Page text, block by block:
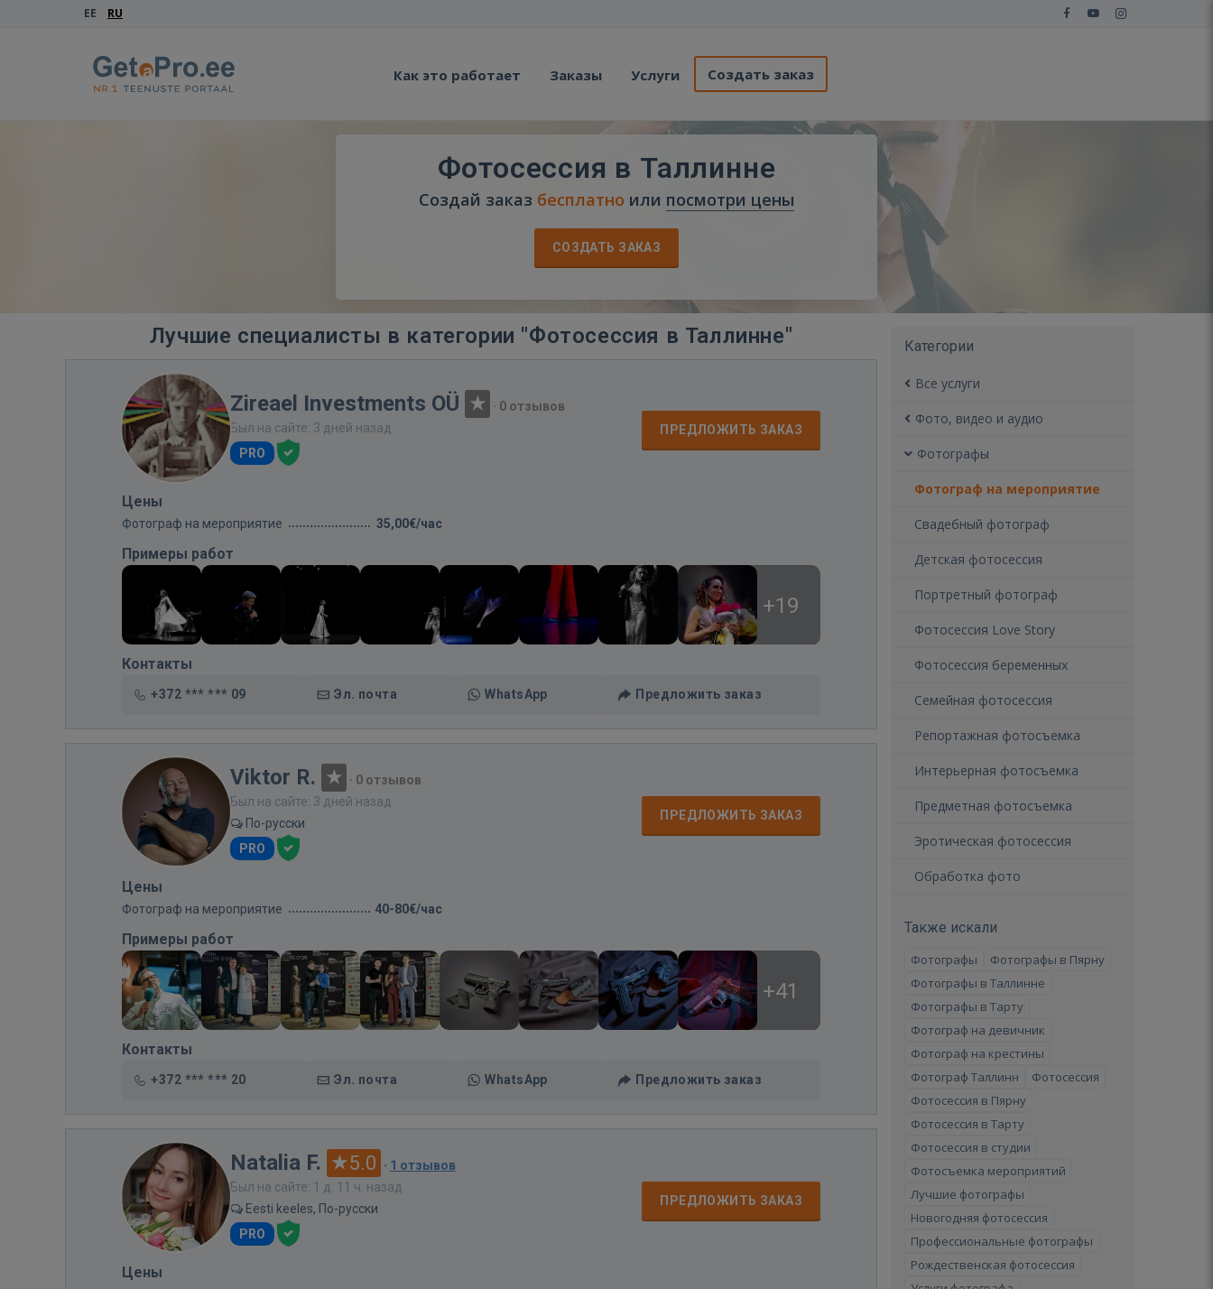
EE RU
Как это работает Заказы Услуги Создать заказ
Фотосессия в Таллинне
Создай заказ бесплатно или посмотри цены
СОЗДАТЬ ЗАКАЗ
Лучшие специалисты в категории "Фотосессия в Таллинне"
Zireael Investments OÜ · 0 отзывов
Был на сайте: 3 дней назад
PRO
ПРЕДЛОЖИТЬ ЗАКАЗ
Цены
Фотограф на мероприятие 35,00€/час
Примеры работ
+19
Контакты
+372 *** *** 09 Эл. почта WhatsApp Предложить заказ
Viktor R. · 0 отзывов
Был на сайте: 3 дней назад
По-русски
PRO
ПРЕДЛОЖИТЬ ЗАКАЗ
Цены
Фотограф на мероприятие 40-80€/час
Примеры работ
+41
Контакты
+372 *** *** 20 Эл. почта WhatsApp Предложить заказ
Natalia F. 5.0 · 1 отзывов
Был на сайте: 1 д. 11 ч. назад
Eesti keeles, По-русски
PRO
ПРЕДЛОЖИТЬ ЗАКАЗ
Цены
Категории
Все услуги
Фото, видео и аудио
Фотографы
Фотограф на мероприятие
Свадебный фотограф
Детская фотосессия
Портретный фотограф
Фотосессия Love Story
Фотосессия беременных
Семейная фотосессия
Репортажная фотосъемка
Интерьерная фотосъемка
Предметная фотосъемка
Эротическая фотосессия
Обработка фото
Также искали
Фотографы
Фотографы в Пярну
Фотографы в Таллинне
Фотографы в Тарту
Фотограф на девичник
Фотограф на крестины
Фотограф Таллинн
Фотосессия
Фотосессия в Пярну
Фотосессия в Тарту
Фотосессия в студии
Фотосъемка мероприятий
Лучшие фотографы
Новогодняя фотосессия
Профессиональные фотографы
Рождественская фотосессия